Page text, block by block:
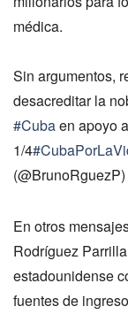
médica.
Sin argumentos,
desacreditar la
#Cubaen apoyo
1/4
(@BrunoRguezP)
En otros
Rodríguez
estadounidense
fuentes de